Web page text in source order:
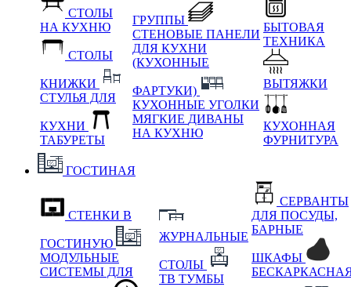
СТОЛЫ
НА КУХНЮ
СТОЛЫ
КНИЖКИ
СТУЛЬЯ ДЛЯ
КУХНИ
ТАБУРЕТЫ
ГРУППЫ
СТЕНОВЫЕ ПАНЕЛИ
ДЛЯ КУХНИ
(КУХОННЫЕ
ФАРТУКИ)
КУХОННЫЕ УГОЛКИ
МЯГКИЕ ДИВАНЫ
НА КУХНЮ
БЫТОВАЯ
ТЕХНИКА
ВЫТЯЖКИ
КУХОННАЯ
ФУРНИТУРА
ГОСТИНАЯ
СТЕНКИ В
ГОСТИНУЮ
МОДУЛЬНЫЕ
СИСТЕМЫ ДЛЯ
ЖУРНАЛЬНЫЕ
СТОЛЫ
ТВ ТУМБЫ
СЕРВАНТЫ
ДЛЯ ПОСУДЫ,
БАРНЫЕ
ШКАФЫ